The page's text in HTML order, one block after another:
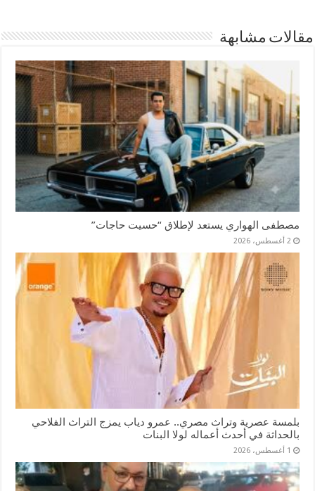
مقالات مشابهة
مصطفى الهواري يستعد لإطلاق “حسيت حاجات”
2 أغسطس، 2026
بلمسة عصرية وتراث مصري.. عمرو دياب يمزج التراث الفلاحي
بالحداثة في أحدث أعماله لولا البنات
1 أغسطس، 2026